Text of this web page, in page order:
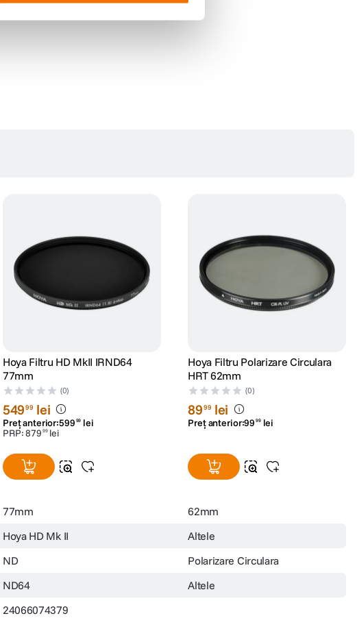
Hoya Filtru HD MkII IRND64
77mm
(0)
54999 lei
Preț anterior:599 99 lei
PRP:879 99 lei
Hoya Filtru Polarizare Circulara
HRT 62mm
(0)
8999 lei
Preț anterior:99 99 lei
77mm
62mm
Hoya HD Mk II
Altele
ND
Polarizare Circulara
ND64
Altele
24066074379